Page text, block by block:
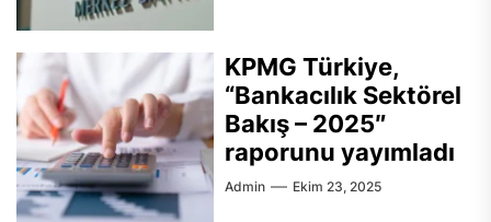
KPMG Türkiye,
“Bankacılık Sektörel
Bakış – 2025″
raporunu yayımladı
Admin Ekim 23, 2025